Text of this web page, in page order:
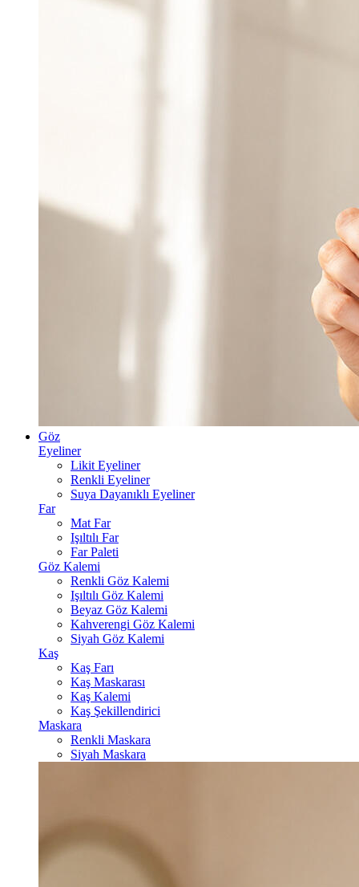
Göz
Eyeliner
Likit Eyeliner
Renkli Eyeliner
Suya Dayanıklı Eyeliner
Far
Mat Far
Işıltılı Far
Far Paleti
Göz Kalemi
Renkli Göz Kalemi
Işıltılı Göz Kalemi
Beyaz Göz Kalemi
Kahverengi Göz Kalemi
Siyah Göz Kalemi
Kaş
Kaş Farı
Kaş Maskarası
Kaş Kalemi
Kaş Şekillendirici
Maskara
Renkli Maskara
Siyah Maskara